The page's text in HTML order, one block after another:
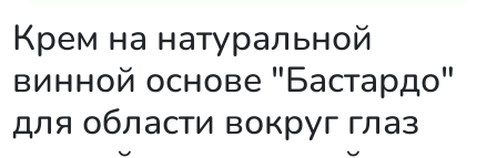
Крем на натуральной
винной основе "Бастардо"
для области вокруг глаз